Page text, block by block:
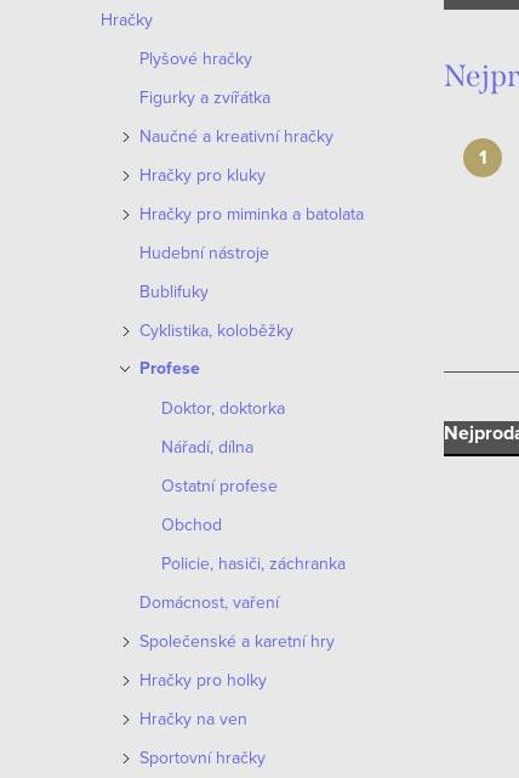
n
Hračky
Plyšové hračky
Figurky a zvířátka
Naučné a kreativní hračky
Hračky pro kluky
Hračky pro miminka a batolata
Hudební nástroje
Bublifuky
Cyklistika, koloběžky
Profese
Doktor, doktorka
Nářadí, dílna
Ostatní profese
Obchod
Policie, hasiči, záchranka
Domácnost, vaření
Společenské a karetní hry
Hračky pro holky
Hračky na ven
Sportovní hračky
Ř